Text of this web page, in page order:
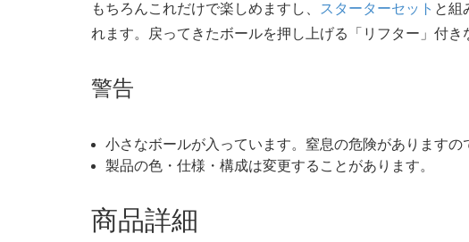
もちろんこれだけで楽しめますし、 スターターセット と組
れます。戻ってきたボールを押し上げる「リフター」付き
警告
小さなボールが入っています。窒息の危険があります
製品の色・仕様・構成は変更することがあります。
商品詳細